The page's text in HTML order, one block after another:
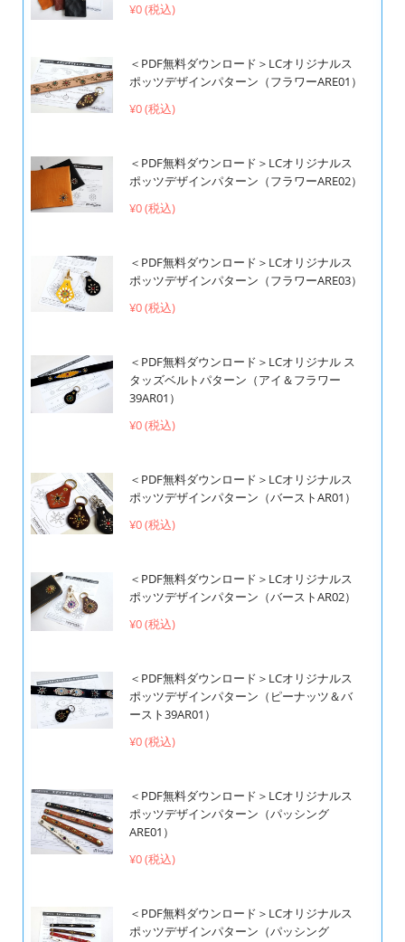
¥0 (税込)
＜PDF無料ダウンロード＞LCオリジナルス
ポッツデザインパターン（フラワーARE01）
¥0 (税込)
＜PDF無料ダウンロード＞LCオリジナルス
ポッツデザインパターン（フラワーARE02）
¥0 (税込)
＜PDF無料ダウンロード＞LCオリジナルス
ポッツデザインパターン（フラワーARE03）
¥0 (税込)
＜PDF無料ダウンロード＞LCオリジナル ス
タッズベルトパターン（アイ＆フラワー
39AR01）
¥0 (税込)
＜PDF無料ダウンロード＞LCオリジナルス
ポッツデザインパターン（バーストAR01）
¥0 (税込)
＜PDF無料ダウンロード＞LCオリジナルス
ポッツデザインパターン（バーストAR02）
¥0 (税込)
＜PDF無料ダウンロード＞LCオリジナルス
ポッツデザインパターン（ピーナッツ＆バ
ースト39AR01）
¥0 (税込)
＜PDF無料ダウンロード＞LCオリジナルス
ポッツデザインパターン（パッシング
ARE01）
¥0 (税込)
＜PDF無料ダウンロード＞LCオリジナルス
ポッツデザインパターン（パッシング